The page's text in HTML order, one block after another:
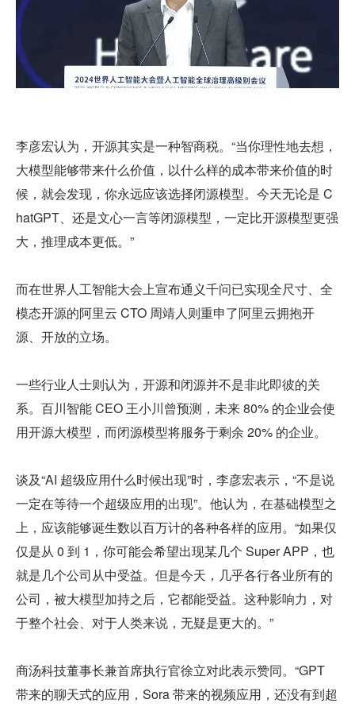
李彦宏认为，开源其实是一种智商税。“当你理性地去想，
大模型能够带来什么价值，以什么样的成本带来价值的时
候，就会发现，你永远应该选择闭源模型。今天无论是 C
hatGPT、还是文心一言等闭源模型，一定比开源模型更强
大，推理成本更低。”
而在世界人工智能大会上宣布通义千问已实现全尺寸、全
模态开源的阿里云 CTO 周靖人则重申了阿里云拥抱开
源、开放的立场。
一些行业人士则认为，开源和闭源并不是非此即彼的关
系。百川智能 CEO 王小川曾预测，未来 80% 的企业会使
用开源大模型，而闭源模型将服务于剩余 20% 的企业。
谈及“AI 超级应用什么时候出现”时，李彦宏表示，“不是说
一定在等待一个超级应用的出现”。他认为，在基础模型之
上，应该能够诞生数以百万计的各种各样的应用。“如果仅
仅是从 0 到 1，你可能会希望出现某几个 Super APP，也
就是几个公司从中受益。但是今天，几乎各行各业所有的
公司，被大模型加持之后，它都能受益。这种影响力，对
于整个社会、对于人类来说，无疑是更大的。”
商汤科技董事长兼首席执行官徐立对此表示赞同。“GPT
带来的聊天式的应用，Sora 带来的视频应用，还没有到超